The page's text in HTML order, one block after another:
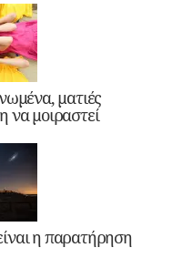
ματιές
να μοιραστεί
η παρατήρηση